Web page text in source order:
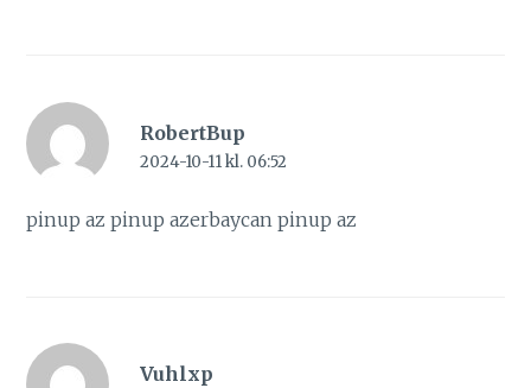
RobertBup
2024-10-11 kl. 06:52
pinup azpinup azerbaycan pinup az
Vuhlxp